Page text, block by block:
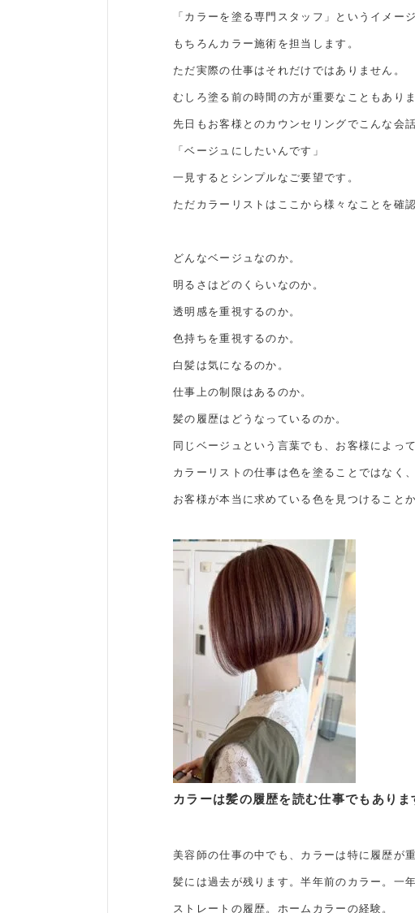
「カラーを塗る専門スタッフ」というイメー
もちろんカラー施術を担当します。
ただ実際の仕事はそれだけではありません。
むしろ塗る前の時間の方が重要なこともありま
先日もお客様とのカウンセリングでこんな会
「ベージュにしたいんです」
一見するとシンプルなご要望です。
ただカラーリストはここから様々なことを確認
どんなベージュなのか。
明るさはどのくらいなのか。
透明感を重視するのか。
色持ちを重視するのか。
白髪は気になるのか。
仕事上の制限はあるのか。
髪の履歴はどうなっているのか。
同じベージュという言葉でも、お客様によっ
カラーリストの仕事は色を塗ることではなく、
お客様が本当に求めている色を見つけること
カラーは髪の履歴を読む仕事でもありま
美容師の仕事の中でも、カラーは特に履歴が
髪には過去が残ります。半年前のカラー。一
ストレートの履歴。ホームカラーの経験。